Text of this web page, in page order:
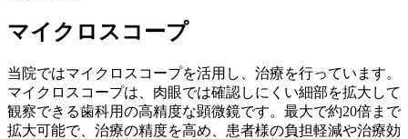
マイクロスコープ
当院ではマイクロスコープを活用し、治療を行っています。
マイクロスコープは、肉眼では確認しにくい細部を拡大して
観察できる歯科用の高精度な顕微鏡です。最大で約20倍まで
拡大可能で、治療の精度を高め、患者様の負担軽減や治療効